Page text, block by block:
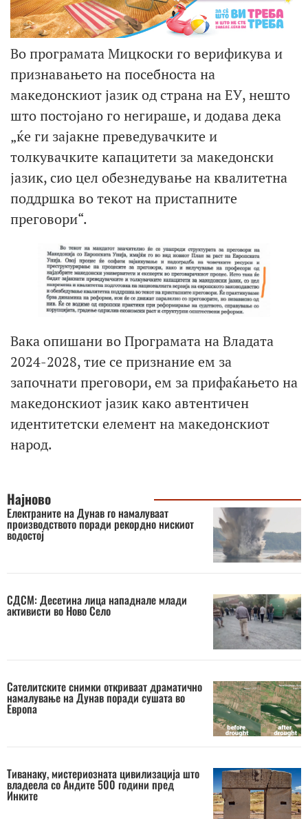
Во програмата Мицкоски го верификува и
признавањето на посебноста на
македонскиот јазик од страна на ЕУ, нешто
што постојано го негираше, и додава дека
„ќе ги зајакне преведувачките и
толкувачките капацитети за македонски
јазик, сио цел обезнедување на квалитетна
поддршка во текот на пристапните
преговори“.
Вака опишани во Програмата на Владата
2024-2028, тие се признание ем за
започнати преговори, ем за прифаќањето на
македонскиот јазик како автентичен
идентитетски елемент на македонскиот
народ.
Најново
Електраните на Дунав го намалуваат
производството поради рекордно нискиот
водостој
СДСМ: Десетина лица нападнале млади
активисти во Ново Село
Сателитските снимки откриваат драматично
намалување на Дунав поради сушата во
Европа
Тиванаку, мистериозната цивилизација што
владеела со Андите 500 години пред
Инките